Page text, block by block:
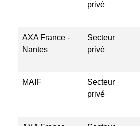
privé
AXA France -
Nantes
Secteur
privé
MAIF
Secteur
privé